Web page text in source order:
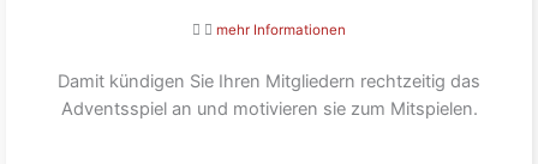
mehr Informationen
Damit kündigen Sie Ihren Mitgliedern rechtzeitig das
Adventsspiel an und motivieren sie zum Mitspielen.